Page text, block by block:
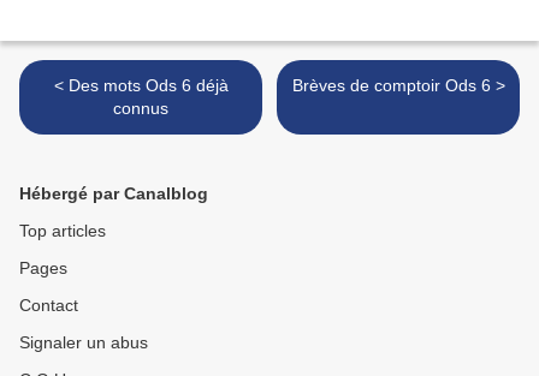
< Des mots Ods 6 déjà
connus
Brèves de comptoir Ods 6 >
Hébergé par Canalblog
Top articles
Pages
Contact
Signaler un abus